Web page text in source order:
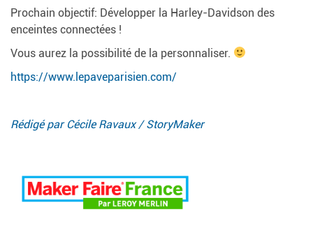
Prochain objectif: Développer la Harley-Davidson des
enceintes connectées !
Vous aurez la possibilité de la personnaliser.
https://www.lepaveparisien.com/
Rédigé par Cécile Ravaux / StoryMaker